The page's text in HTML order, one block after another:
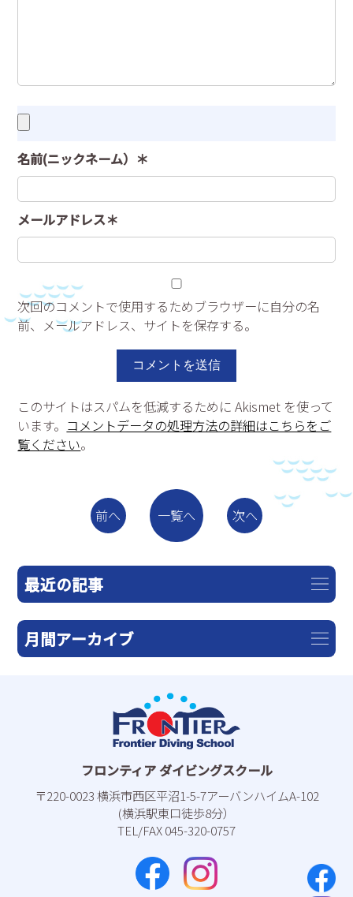
名前(ニックネーム）＊
メールアドレス＊
次回のコメントで使用するためブラウザーに自分の名
前、メールアドレス、サイトを保存する。
このサイトはスパムを低減するために Akismet を使って
います。 コメントデータの処理方法の詳細はこちらをご
覧ください。
前へ 一覧へ 次へ
最近の記事
月間アーカイブ
フロンティア ダイビングスクール
〒220-0023 横浜市⻄区平沼1-5-7アーバンハイムA-102
(横浜駅東⼝徒歩8分）
TEL/FAX 045-320-0757